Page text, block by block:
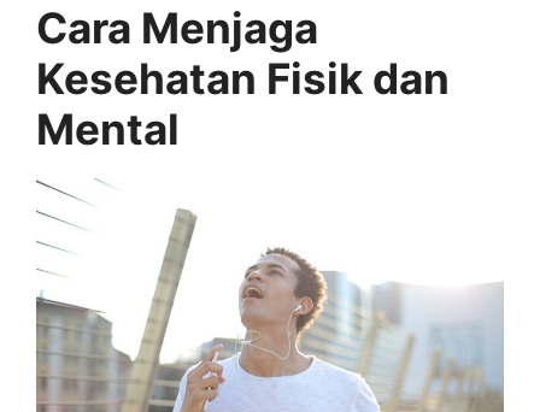
Cara Menjaga
Kesehatan Fisik dan
Mental